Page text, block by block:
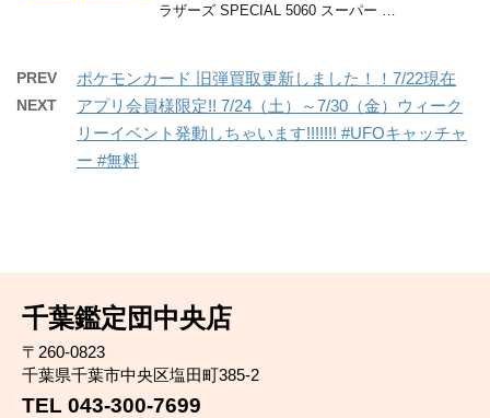
ラザーズ SPECIAL 5060 スーパー …
PREV ポケモンカード 旧弾買取更新しました！！7/22現在
NEXT
アプリ会員様限定!! 7/24（土）～7/30（金）ウィーク
リーイベント発動しちゃいます!!!!!!! #UFOキャッチャ
ー #無料
千葉鑑定団中央店
〒260-0823
千葉県千葉市中央区塩田町385-2
TEL 043-300-7699